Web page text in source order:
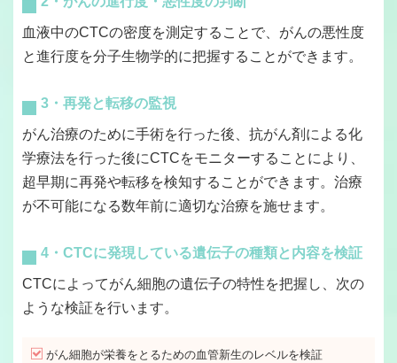
血液中のCTCの密度を測定することで、がんの悪性度
と進行度を分子生物学的に把握することができます。
3・再発と転移の監視
がん治療のために手術を行った後、抗がん剤による化
学療法を行った後にCTCをモニターすることにより、
超早期に再発や転移を検知することができます。治療
が不可能になる数年前に適切な治療を施せます。
4・CTCに発現している遺伝子の種類と内容を検証
CTCによってがん細胞の遺伝子の特性を把握し、次の
ような検証を行います。
がん細胞が栄養をとるための血管新生のレベルを検証